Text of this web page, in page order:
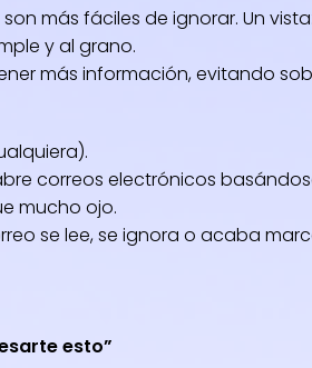
más fáciles de ignorar. Un
y al grano.
más información, evitando
correos electrónicos
mucho ojo.
se lee, se ignora o acaba
esto”